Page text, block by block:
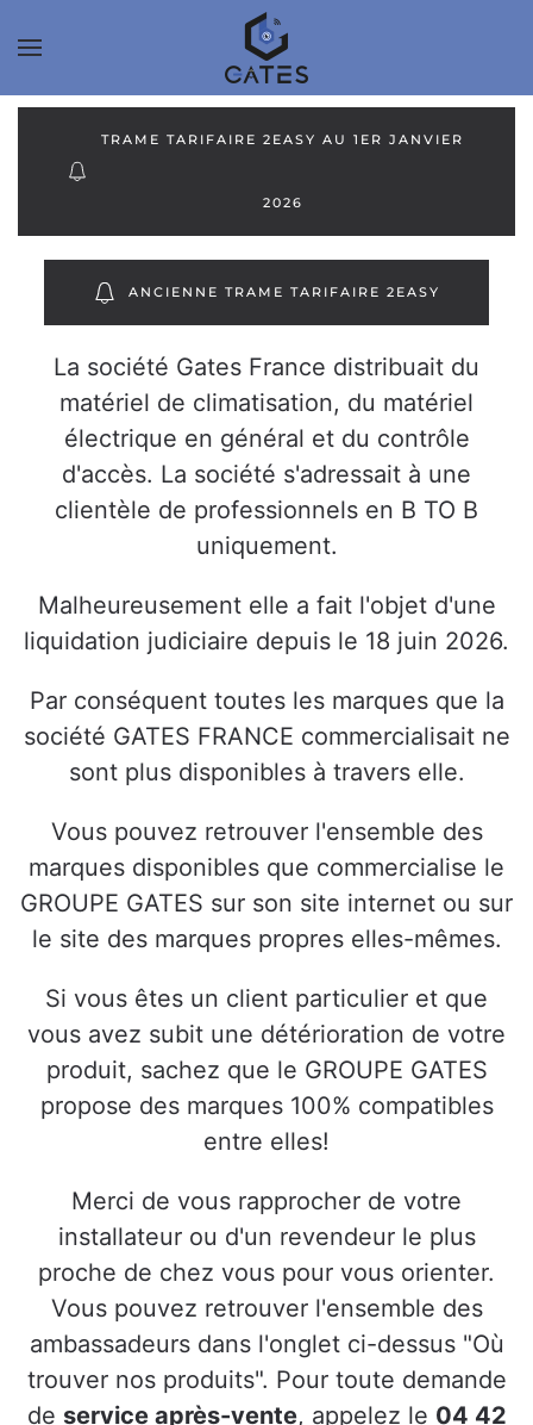
TRAME TARIFAIRE 2EASY AU 1ER JANVIER
2026
ANCIENNE TRAME TARIFAIRE 2EASY
La société Gates France distribuait du
matériel de climatisation, du matériel
électrique en général et du contrôle
d'accès. La société s'adressait à une
clientèle de professionnels en B TO B
uniquement.
Malheureusement elle a fait l'objet d'une
liquidation judiciaire depuis le 18 juin 2026.
Par conséquent toutes les marques que la
société GATES FRANCE commercialisait ne
sont plus disponibles à travers elle.
Vous pouvez retrouver l'ensemble des
marques disponibles que commercialise le
GROUPE GATES sur son site internet ou sur
le site des marques propres elles-mêmes.
Si vous êtes un client particulier et que
vous avez subit une détérioration de votre
produit, sachez que le GROUPE GATES
propose des marques 100% compatibles
entre elles!
Merci de vous rapprocher de votre
installateur ou d'un revendeur le plus
proche de chez vous pour vous orienter.
Vous pouvez retrouver l'ensemble des
ambassadeurs dans l'onglet ci-dessus "Où
trouver nos produits". Pour toute demande
de service après-vente, appelez le 04 42